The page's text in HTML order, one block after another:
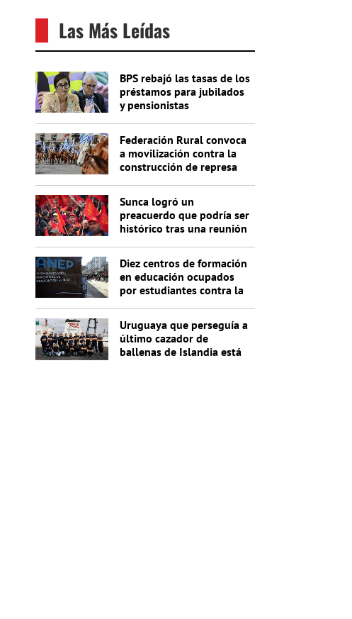
Las Más Leídas
BPS rebajó las tasas de los
préstamos para jubilados
y pensionistas
Federación Rural convoca
a movilización contra la
construcción de represa
Sunca logró un
preacuerdo que podría ser
histórico tras una reunión
Diez centros de formación
en educación ocupados
por estudiantes contra la
Uruguaya que perseguía a
último cazador de
ballenas de Islandia está